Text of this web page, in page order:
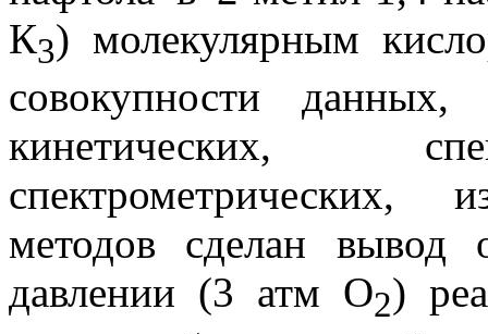
К3) молекулярным
совокупности
кинетических,
спектрометрических,
методов сделан
давлении (3 атм О2)